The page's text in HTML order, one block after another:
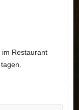
im Restaurant